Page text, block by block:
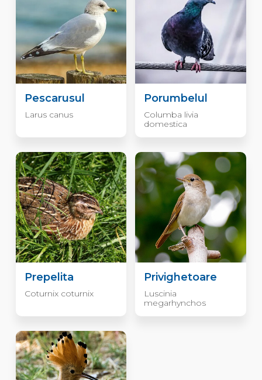
Pescarusul
Larus canus
Porumbelul
Columba livia
domestica
Prepelita
Coturnix coturnix
Privighetoare
Luscinia
megarhynchos